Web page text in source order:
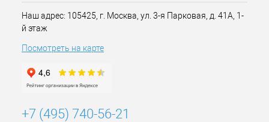
Наш адрес: 105425, г. Москва, ул. 3-я Парковая, д. 41А, 1-
й этаж
Посмотреть на карте
+7 (495) 740-56-21